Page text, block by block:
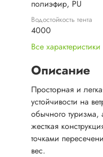
полиэфир, PU
Водостойкость тента
4000
Все характеристики
Описание
Просторная и
устойчивости на
обычного туризма,
жесткая
точками
вес.